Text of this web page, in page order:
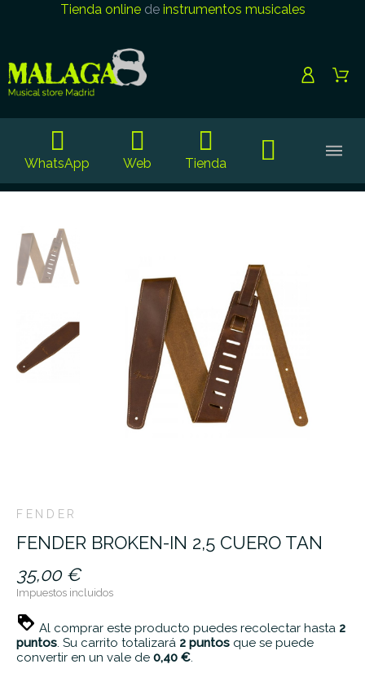
Tienda onlinede instrumentos musicales
WhatsApp Web Tienda
FENDER
FENDER BROKEN-IN 2,5 CUERO TAN
35,00 €
Impuestos incluidos
Al comprar este producto puedes recolectar hasta 2
puntos. Su carrito totalizará 2 puntos que se puede
convertir en un vale de 0,40 €.